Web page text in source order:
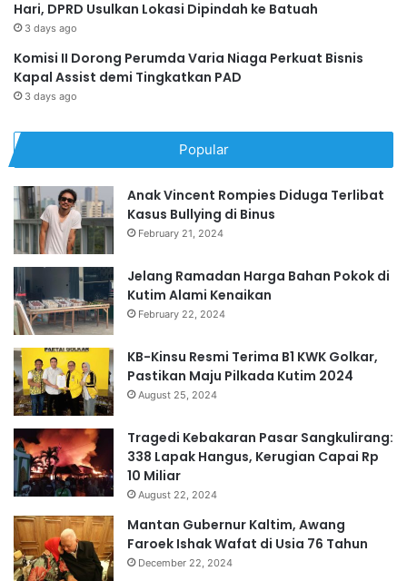
Hari, DPRD Usulkan Lokasi Dipindah ke Batuah
3 days ago
Komisi II Dorong Perumda Varia Niaga Perkuat Bisnis
Kapal Assist demi Tingkatkan PAD
3 days ago
Popular
Anak Vincent Rompies Diduga Terlibat
Kasus Bullying di Binus
February 21, 2024
Jelang Ramadan Harga Bahan Pokok di
Kutim Alami Kenaikan
February 22, 2024
KB-Kinsu Resmi Terima B1 KWK Golkar,
Pastikan Maju Pilkada Kutim 2024
August 25, 2024
Tragedi Kebakaran Pasar Sangkulirang:
338 Lapak Hangus, Kerugian Capai Rp
10 Miliar
August 22, 2024
Mantan Gubernur Kaltim, Awang
Faroek Ishak Wafat di Usia 76 Tahun
December 22, 2024